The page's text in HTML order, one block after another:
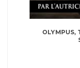
OLYMPUS,